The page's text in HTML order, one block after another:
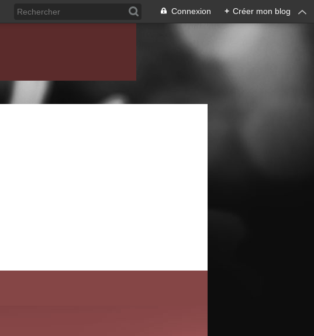
Connexion + Créer mon blog